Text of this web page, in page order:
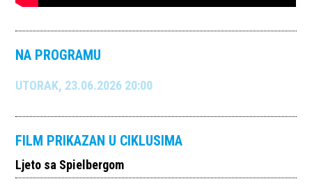
NA PROGRAMU
UTORAK, 23.06.2026 20:00
FILM PRIKAZAN U CIKLUSIMA
Ljeto sa Spielbergom